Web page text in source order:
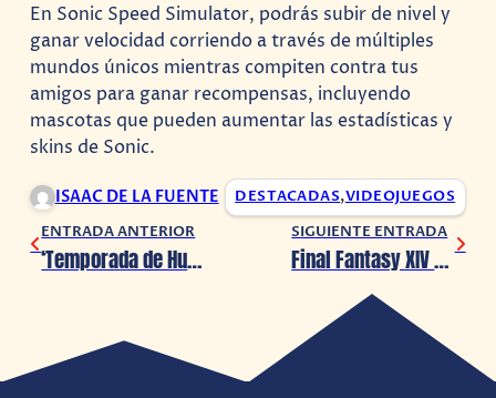
En Sonic Speed Simulator, podrás subir de nivel y
ganar velocidad corriendo a través de múltiples
mundos únicos mientras compiten contra tus
amigos para ganar recompensas, incluyendo
mascotas que pueden aumentar las estadísticas y
skins de Sonic.
ISAAC DE LA FUENTE DESTACADAS,VIDEOJUEGOS
ENTRADA ANTERIOR
‘Temporada de Huracanes’ tendrá adaptación en Netflix
SIGUIENTE ENTRADA
Final Fantasy XIV añade nuevo capítulo con su parche 6.1, ya disponible